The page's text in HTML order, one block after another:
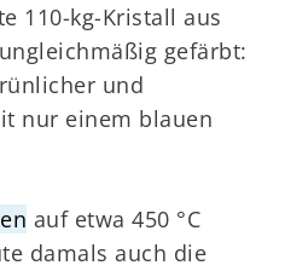
110-kg-Kristall aus
gefärbt:
und
nur einem blauen
auf etwa 450 °C
damals auch die